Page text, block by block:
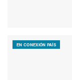
EN CONEXIÓN PAÍS